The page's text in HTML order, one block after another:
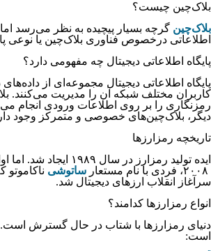
بلاک‌چین چیست؟
بلاک‌چین گرچه بسیار پیچیده به نظر می‌رسد
اطلاعاتی درخصوص فناوری بلاک‌چین یا نوعی
پایگاه اطلاعاتی دیجیتال چه مفهومی دارد؟
رمزنگاری را بر روی اطلاعات ورودی
دیگر، بلاک‌چین‌های خصوصی و متمرکز وجود
تاریخچه رمزارزها
ساتوشی
سرآغاز انقلاب ارزهای دیجیتال شد.
انواع رمزارزها کدامند؟
است: